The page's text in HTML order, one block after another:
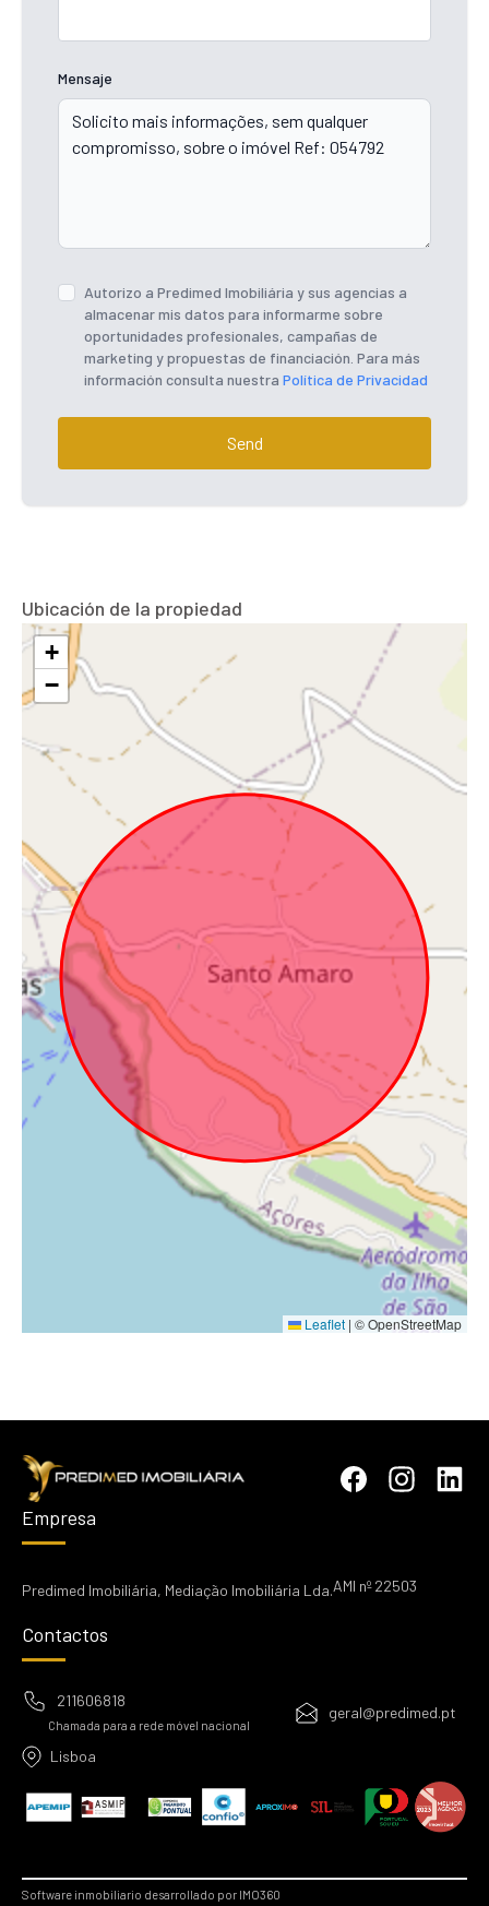
Mensaje
Autorizo ​​a Predimed Imobiliária y sus agencias a
almacenar mis datos para informarme sobre
oportunidades profesionales, campañas de
marketing y propuestas de financiación. Para más
información consulta nuestra Política de Privacidad
Send
Ubicación de la propiedad
+
−
Leaflet | © OpenStreetMap
Empresa
Predimed Imobiliária, Mediação Imobiliária Lda.AMI nº 22503
Contactos
211606818
Chamada para a rede móvel nacional
geral@predimed.pt
Lisboa
Software inmobiliario desarrollado por IMO360